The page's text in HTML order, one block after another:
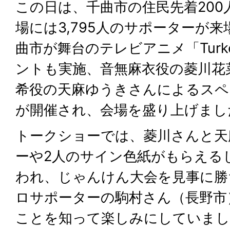
この日は、千曲市の住民先着200
場には3,795人のサポーターが来
曲市が舞台のテレビアニメ「
ントも実施、音無麻衣役の菱川
希役の天麻ゆうきさんによるス
が開催され、会場を盛り上げま
トークショーでは、菱川さんと
ーや2人のサイン色紙がもらえる
われ、じゃんけん大会を見事に
ロサポーターの駒村さん（長野
ことを知って楽しみにしていま